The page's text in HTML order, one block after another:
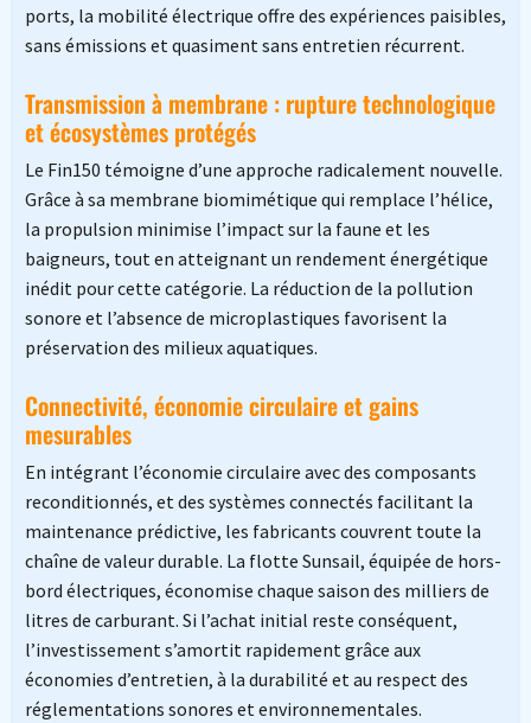
ports, la mobilité électrique offre des expériences paisibles,
sans émissions et quasiment sans entretien récurrent.
Transmission à membrane : rupture technologique
et écosystèmes protégés
Le Fin150 témoigne d’une approche radicalement nouvelle.
Grâce à sa membrane biomimétique qui remplace l’hélice,
la propulsion minimise l’impact sur la faune et les
baigneurs, tout en atteignant un rendement énergétique
inédit pour cette catégorie. La réduction de la pollution
sonore et l’absence de microplastiques favorisent la
préservation des milieux aquatiques.
Connectivité, économie circulaire et gains
mesurables
En intégrant l’économie circulaire avec des composants
reconditionnés, et des systèmes connectés facilitant la
maintenance prédictive, les fabricants couvrent toute la
chaîne de valeur durable. La flotte Sunsail, équipée de hors-
bord électriques, économise chaque saison des milliers de
litres de carburant. Si l’achat initial reste conséquent,
l’investissement s’amortit rapidement grâce aux
économies d’entretien, à la durabilité et au respect des
réglementations sonores et environnementales.